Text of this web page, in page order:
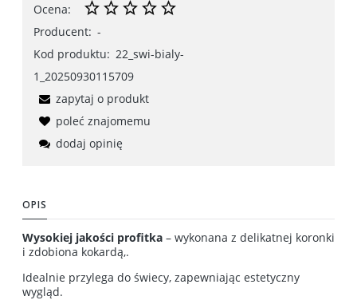
Ocena:
Producent: -
Kod produktu: 22_swi-bialy-
1_20250930115709
zapytaj o produkt
poleć znajomemu
dodaj opinię
OPIS
Wysokiej jakości profitka – wykonana z delikatnej koronki
i zdobiona kokardą,.
Idealnie przylega do świecy, zapewniając estetyczny
wygląd.